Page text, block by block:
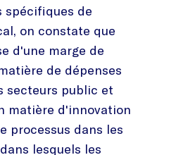
spécifiques de
on constate que
d'une marge de
de dépenses
secteurs public et
matière d'innovation
processus dans les
lesquels les